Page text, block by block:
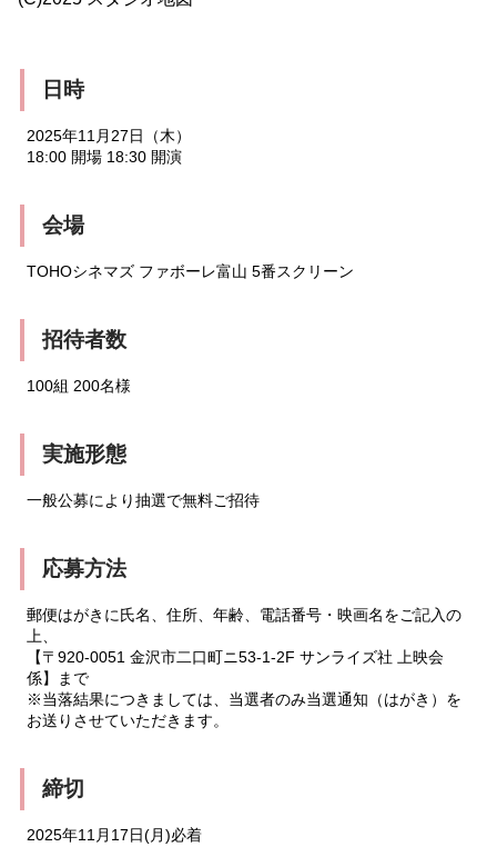
日時
2025年11月27日（木）
18:00 開場 18:30 開演
会場
TOHOシネマズ ファボーレ富山 5番スクリーン
招待者数
100組 200名様
実施形態
一般公募により抽選で無料ご招待
応募方法
郵便はがきに氏名、住所、年齢、電話番号・映画名をご記入の
上、
【〒920-0051 金沢市二口町ニ53-1-2F サンライズ社 上映会
係】まで
※当落結果につきましては、当選者のみ当選通知（はがき）を
お送りさせていただきます。
締切
2025年11月17日(月)必着